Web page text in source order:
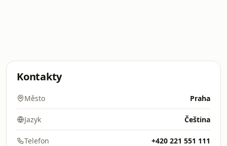
Kontakty
Město Praha
Jazyk Čeština
Telefon +420 221 551 111